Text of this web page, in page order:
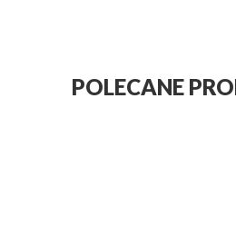
POLECANE